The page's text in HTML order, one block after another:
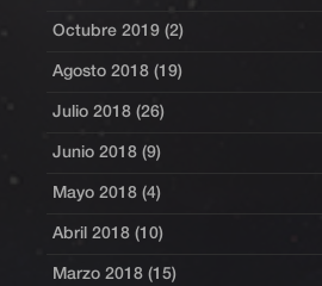
Octubre 2019 (2)
Agosto 2018 (19)
Julio 2018 (26)
Junio 2018 (9)
Mayo 2018 (4)
Abril 2018 (10)
Marzo 2018 (15)